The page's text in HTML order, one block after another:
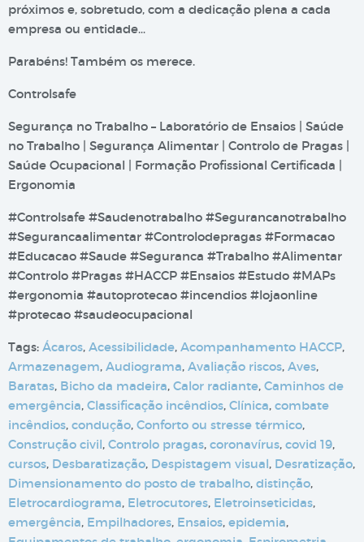
próximos e, sobretudo, com a dedicação plena a cada
empresa ou entidade…
Parabéns! Também os merece.
Controlsafe
Segurança no Trabalho – Laboratório de Ensaios | Saúde
no Trabalho | Segurança Alimentar | Controlo de Pragas |
Saúde Ocupacional | Formação Profissional Certificada |
Ergonomia
#Controlsafe #Saudenotrabalho #Segurancanotrabalho
#Segurancaalimentar #Controlodepragas #Formacao
#Educacao #Saude #Seguranca #Trabalho #Alimentar
#Controlo #Pragas #HACCP #Ensaios #Estudo #MAPs
#ergonomia #autoprotecao #incendios #lojaonline
#protecao #saudeocupacional
Tags: Ácaros, Acessibilidade, Acompanhamento HACCP,
Armazenagem, Audiograma, Avaliação riscos, Aves,
Baratas, Bicho da madeira, Calor radiante, Caminhos de
emergência, Classificação incêndios, Clínica, combate
incêndios, condução, Conforto ou stresse térmico,
Construção civil, Controlo pragas, coronavírus, covid 19,
cursos, Desbaratização, Despistagem visual, Desratização,
Dimensionamento do posto de trabalho, distinção,
Eletrocardiograma, Eletrocutores, Eletroinseticidas,
emergência, Empilhadores, Ensaios, epidemia,